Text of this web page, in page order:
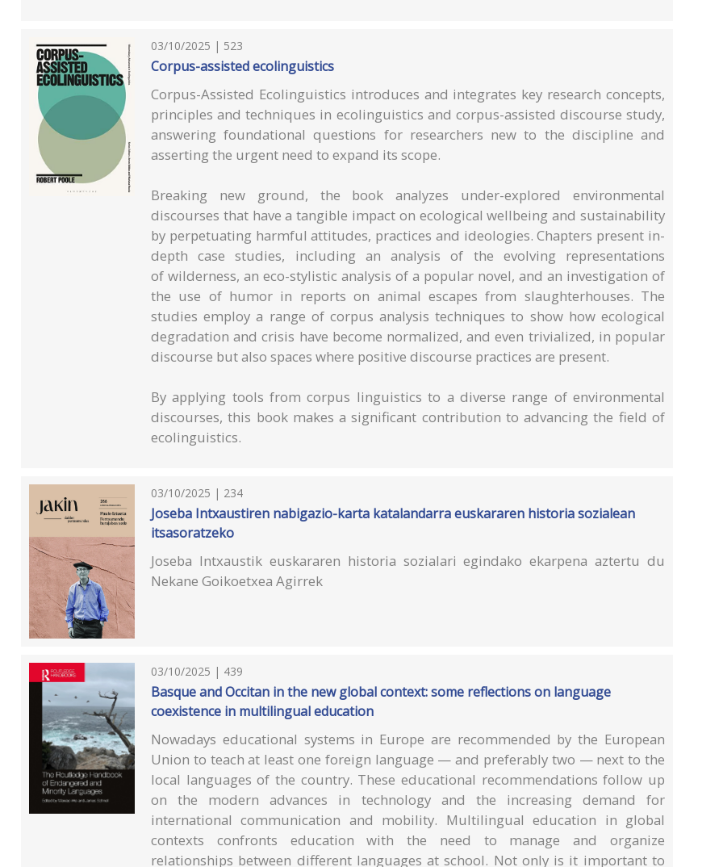
03/10/2025 | 523
Corpus-assisted ecolinguistics
Corpus-Assisted Ecolinguistics introduces and integrates key research concepts,
principles and techniques in ecolinguistics and corpus-assisted discourse study,
answering foundational questions for researchers new to the discipline and
asserting the urgent need to expand its scope.
Breaking new ground, the book analyzes under-explored environmental
discourses that have a tangible impact on ecological wellbeing and sustainability
by perpetuating harmful attitudes, practices and ideologies. Chapters present in-
depth case studies, including an analysis of the evolving representations
of wilderness, an eco-stylistic analysis of a popular novel, and an investigation of
the use of humor in reports on animal escapes from slaughterhouses. The
studies employ a range of corpus analysis techniques to show how ecological
degradation and crisis have become normalized, and even trivialized, in popular
discourse but also spaces where positive discourse practices are present.
By applying tools from corpus linguistics to a diverse range of environmental
discourses, this book makes a significant contribution to advancing the field of
ecolinguistics.
03/10/2025 | 234
Joseba Intxaustiren nabigazio-karta katalandarra euskararen historia sozialean
itsasoratzeko
Joseba Intxaustik euskararen historia sozialari egindako ekarpena aztertu du
Nekane Goikoetxea Agirrek
03/10/2025 | 439
Basque and Occitan in the new global context: some reflections on language
coexistence in multilingual education
Nowadays educational systems in Europe are recommended by the European
Union to teach at least one foreign language — and preferably two — next to the
local languages of the country. These educational recommendations follow up
on the modern advances in technology and the increasing demand for
international communication and mobility. Multilingual education in global
contexts confronts education with the need to manage and organize
relationships between different languages at school. Not only is it important to